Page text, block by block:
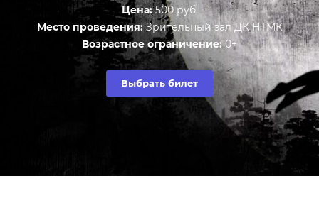
Цена:500 руб.
Место проведения:Зрительный зал ДК НТМК
Возрастное ограничение:0+
Выбрать билет